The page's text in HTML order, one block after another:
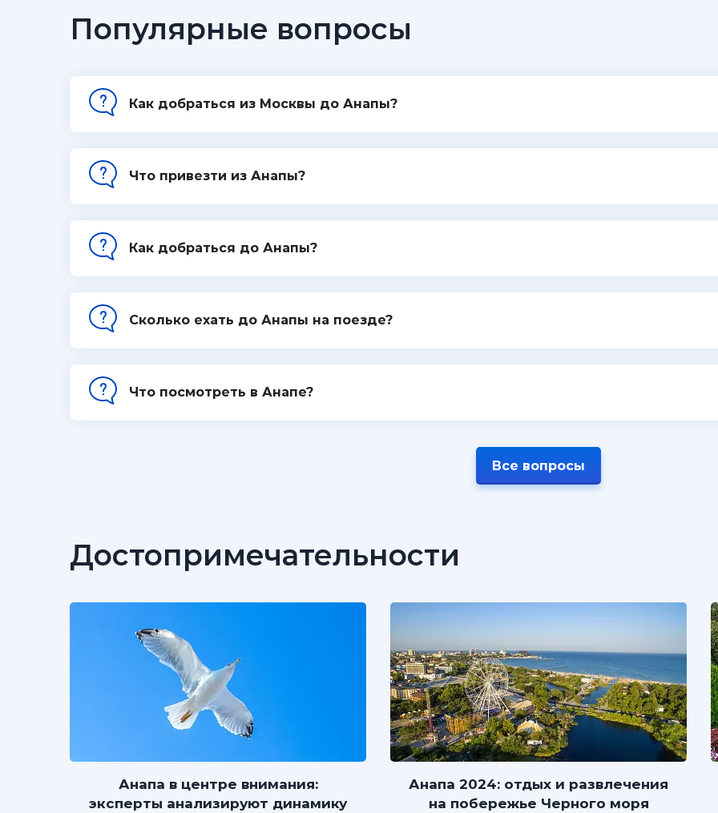
Популярные вопросы
Как добраться из Москвы до Анапы?
Что привезти из Анапы?
Как добраться до Анапы?
Сколько ехать до Анапы на поезде?
Что посмотреть в Анапе?
Все вопросы
Достопримечательности
Анапа в центре внимания:
эксперты анализируют динамику
Анапа 2024: отдых и развлечения
на побережье Черного моря